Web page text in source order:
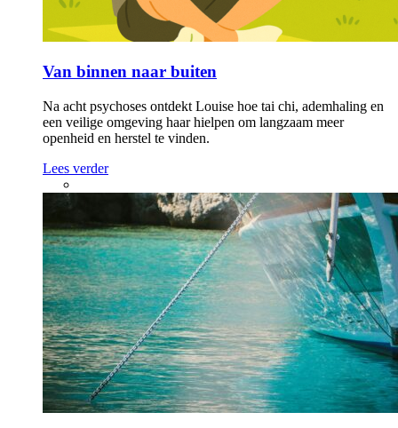
Van binnen naar buiten
Na acht psychoses ontdekt Louise hoe tai chi, ademhaling en
een veilige omgeving haar hielpen om langzaam meer
openheid en herstel te vinden.
Lees verder